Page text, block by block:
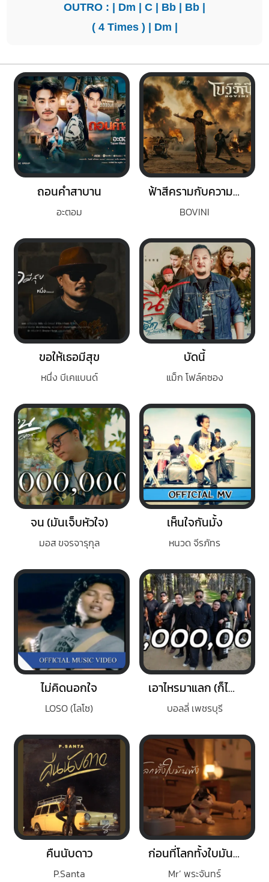
OUTRO : | Dm | C | Bb | Bb |
( 4 Times ) | Dm |
ถอนคำสาบาน
อะตอม
ฟ้าสีครามกับความเป็นจริง
BOVINI
ขอให้เธอมีสุข
หนึ่ง บีเคแบนด์
บัดนี้
แม็ก โฟล์คซอง
จน (มันเจ็บหัวใจ)
มอส ขจรจารุกุล
เห็นใจกันมั้ง
หนวด จีรภัทร
ไม่คิดนอกใจ
LOSO (โลโซ)
เอาไหรมาแลก (ก็ไม่ยอม)
บอลลี่ เพชรบุรี
คืนนับดาว
P.Santa
ก่อนที่โลกทั้งใบมันพัง
Mr’ พระจันทร์